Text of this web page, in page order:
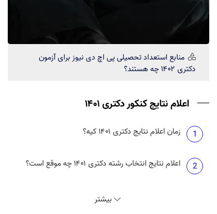
منابع استعداد تحصیلیپی اچ دی نیوزبرای آزمون
دکتری ۱۴۰۲ چه هستند؟
اعلام نتایج کنکور دکتری ۱۴۰۱
1 زمان اعلام نتایج دکتری ۱۴۰۱ کیه؟
2 اعلام نتایج انتخاب رشته دکتری ۱۴۰۱ چه موقع است؟
بیشتر